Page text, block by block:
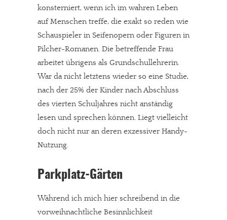
konsterniert, wenn ich im wahren Leben
auf Menschen treffe, die exakt so reden wie
Schauspieler in Seifenopern oder Figuren in
Pilcher-Romanen. Die betreffende Frau
arbeitet übrigens als Grundschullehrerin.
War da nicht letztens wieder so eine Studie,
nach der 25% der Kinder nach Abschluss
des vierten Schuljahres nicht anständig
lesen und sprechen können. Liegt vielleicht
doch nicht nur an deren exzessiver Handy-
Nutzung.
Parkplatz-Gärten
Während ich mich hier schreibend in die
vorweihnachtliche Besinnlichkeit